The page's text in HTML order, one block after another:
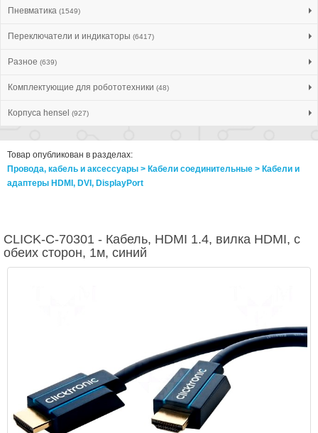
Пневматика (1549)
Переключатели и индикаторы (6417)
Разное (639)
Комплектующие для робототехники (48)
Корпуса hensel (927)
Товар опубликован в разделах:
Провода, кабель и аксессуары > Кабели соединительные > Кабели и
адаптеры HDMI, DVI, DisplayPort
CLICK-C-70301 - Кабель, HDMI 1.4, вилка HDMI, с
обеих сторон, 1м, синий